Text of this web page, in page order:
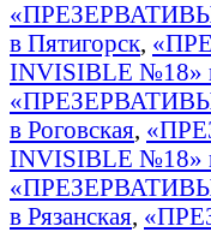
в Пятигорск,
INVISIBLE №18»
в Роговская,
INVISIBLE №18»
в Рязанская,